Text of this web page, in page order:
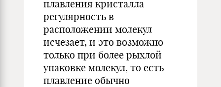
плавления кристалла
регулярность в
расположении молекул
исчезает, и это возможно
только при более рыхлой
упаковке молекул, то есть
плавление обычно